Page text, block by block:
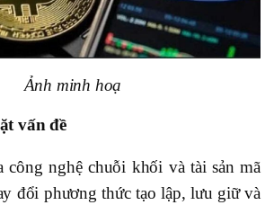
Ảnh minh hoạ
vấn đề
công nghệ chuỗi khối và tài sản mã
đổi phương thức tạo lập, lưu giữ và